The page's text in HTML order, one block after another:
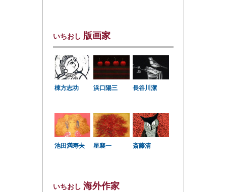
いちおし 版画家
棟方志功 浜口陽三 長谷川潔
池田満寿夫 星襄一 斎藤清
いちおし 海外作家